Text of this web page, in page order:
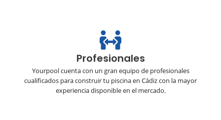
Profesionales
Yourpool cuenta con un gran equipo de profesionales
cualificados para construir tu piscina en Cádiz con la mayor
experiencia disponible en el mercado.